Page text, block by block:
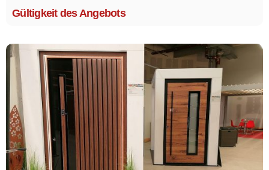
Gültigkeit des Angebots